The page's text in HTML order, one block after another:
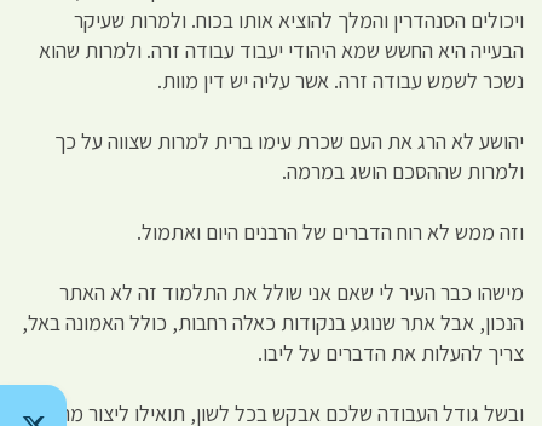
ויכולים הסנהדרין והמלך להוציא אותו בכוח. ולמרות שעיקר
הבעייה היא החשש שמא היהודי יעבוד עבודה זרה. ולמרות שהוא
נשכר לשמש עבודה זרה. אשר עליה יש דין מוות.
יהושע לא הרג את העם שכרת עימו ברית למרות שצווה על כך
ולמרות שההסכם הושג במרמה.
וזה ממש לא רוח הדברים של הרבנים היום ואתמול.
מישהו כבר העיר לי שאם אני שולל את התלמוד זה לא האתר
הנכון, אבל אתר שנוגע בנקודות כאלה רחבות, כולל האמונה באל,
צריך להעלות את הדברים על ליבו.
ובשל גודל העבודה שלכם אבקש בכל לשון, תואילו ליצור מחקר